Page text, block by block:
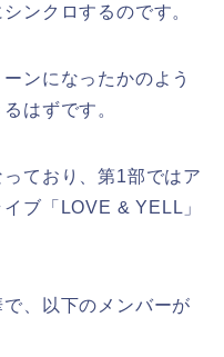
ンクロするのです。
ンになったかのよう
はずです。
ており、第1部ではア
ブ「LOVE & YELL」
、以下のメンバーが